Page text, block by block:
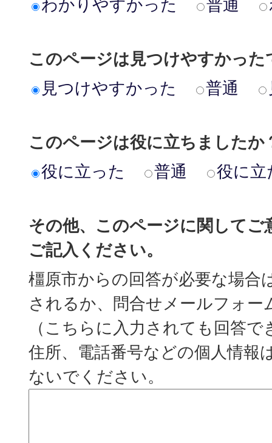
わかりやすかった
普通
このページは見つけやすかった
見つけやすかった
普通
このページは役に立ちましたか
役に立った
普通 役に立
その他、このページに関してご
ご記入ください。
橿原市からの回答が必要な場合
されるか、問合せメールフォー
（こちらに入力されても回答
住所、電話番号などの個人情報
ないでください。